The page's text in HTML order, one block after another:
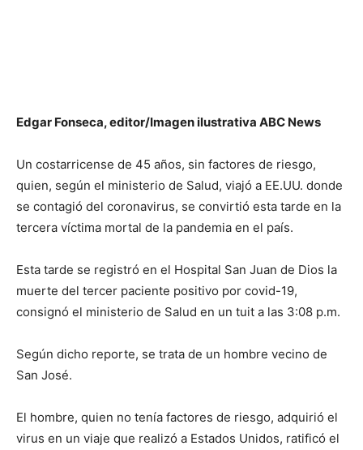
Edgar Fonseca, editor/Imagen ilustrativa ABC News
Un costarricense de 45 años, sin factores de riesgo,
quien, según el ministerio de Salud, viajó a EE.UU. donde
se contagió del coronavirus, se convirtió esta tarde en la
tercera víctima mortal de la pandemia en el país.
Esta tarde se registró en el Hospital San Juan de Dios la
muerte del tercer paciente positivo por covid-19,
consignó el ministerio de Salud en un tuit a las 3:08 p.m.
Según dicho reporte, se trata de un hombre vecino de
San José.
El hombre, quien no tenía factores de riesgo, adquirió el
virus en un viaje que realizó a Estados Unidos, ratificó el